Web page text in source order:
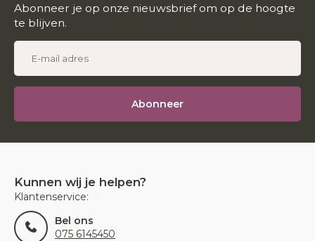
Abonneer je op onze nieuwsbrief om op de hoogte
te blijven.
Abonneer
Kunnen wij je helpen?
Klantenservice:
Bel ons
075 6145450